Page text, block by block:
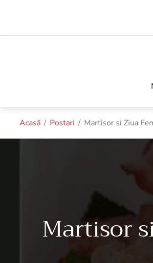
Acasă / Postari / Martisor si Ziua
Martisor